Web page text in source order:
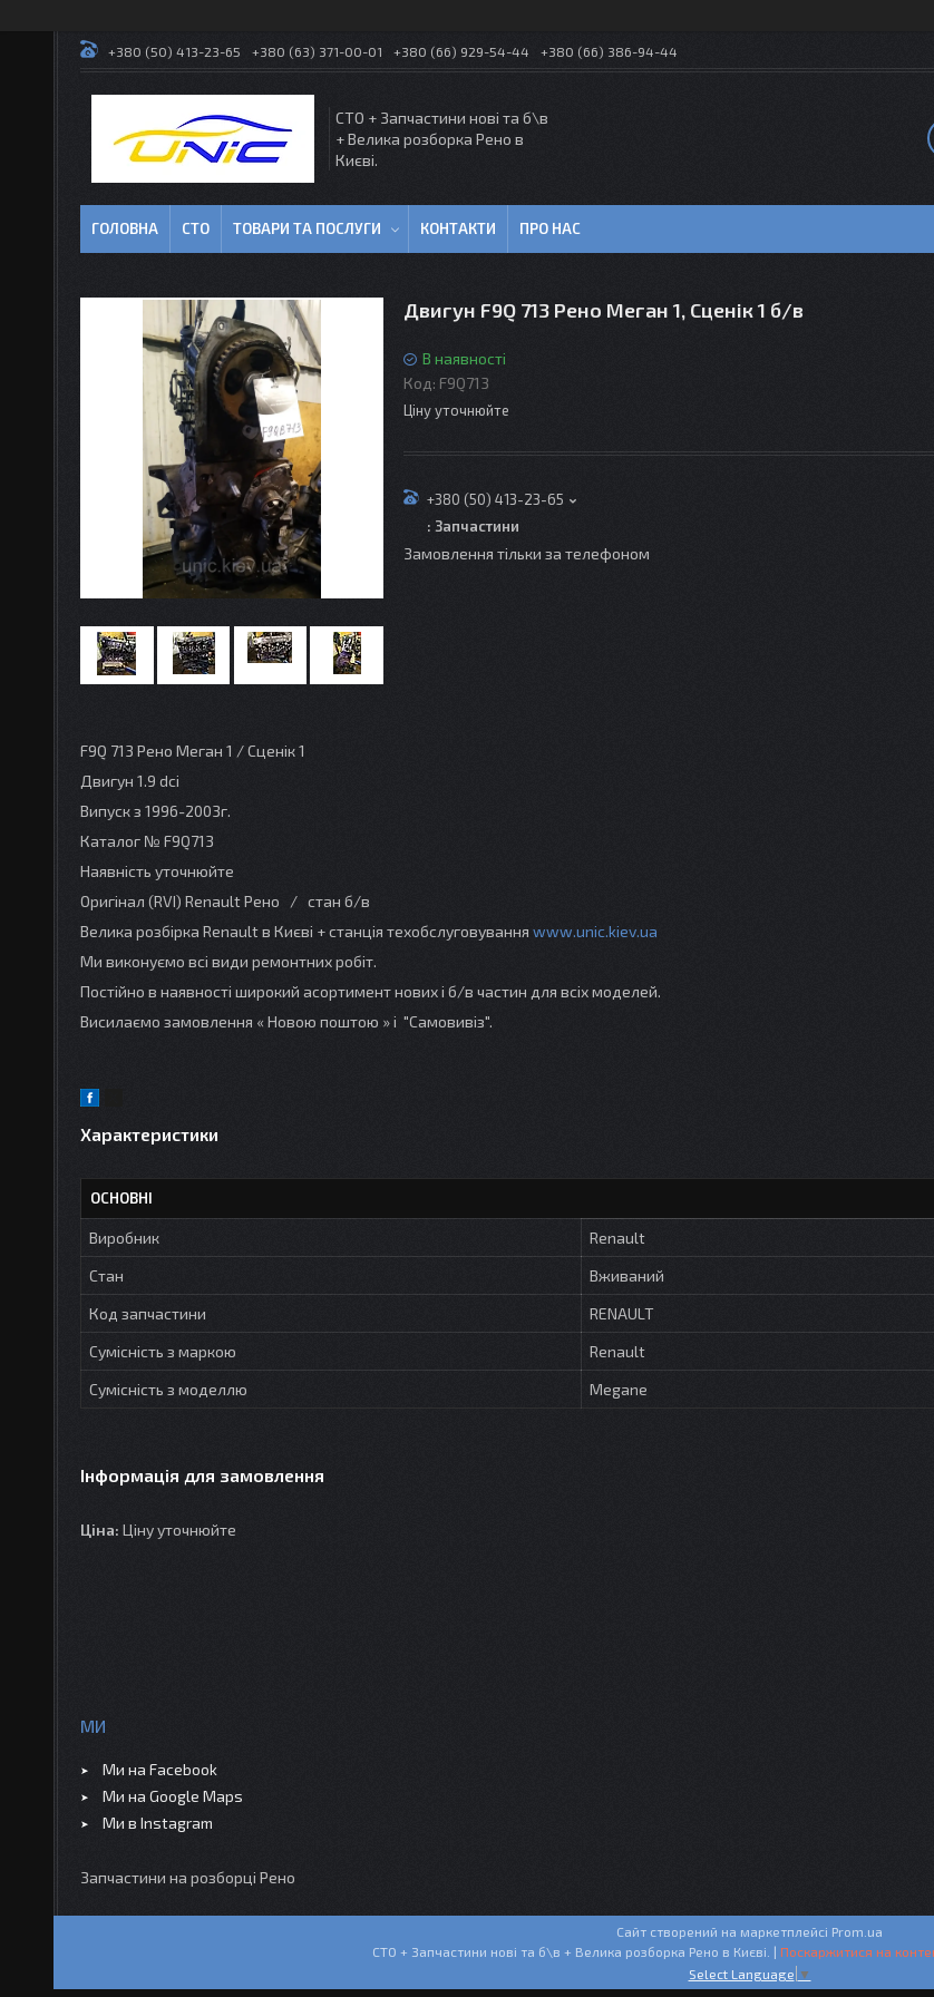
+380 (50) 413-23-65 +380 (63) 371-00-01 +380 (66) 929-54-44 +380 (66) 386-94-44
СТО + Запчастини нові та б\в
+ Велика розборка Рено в
Києві.
ГОЛОВНА СТО ТОВАРИ ТА ПОСЛУГИ КОНТАКТИ ПРО НАС
Двигун F9Q 713 Рено Меган 1, Сценік 1 б/в
В наявності
Код: F9Q713
Ціну уточнюйте
+380 (50) 413-23-65
: Запчастини
Замовлення тільки за телефоном
F9Q 713 Рено Меган 1 / Сценік 1
Двигун 1.9 dсi
Випуск з 1996-2003г.
Каталог № F9Q713
Наявність уточнюйте
Оригінал (RVI) Renault Рено / стан б/в
Велика розбірка Renault в Києві + станція техобслуговування www.unic.kiev.ua
Ми виконуємо всі види ремонтних робіт.
Постійно в наявності широкий асортимент нових і б/в частин для всіх моделей.
Висилаємо замовлення « Новою поштою » і "Самовивіз".
Характеристики
ОСНОВНІ
Виробник
Renault
Стан
Вживаний
Код запчастини
RENAULT
Сумісність з маркою
Renault
Сумісність з моделлю
Megane
Інформація для замовлення
Ціна: Ціну уточнюйте
МИ
Ми на Facebook
Ми на Google Maps
Ми в Instagram
Запчастини на розборці Рено
Сайт створений на маркетплейсі Prom.ua
СТО + Запчастини нові та б\в + Велика розборка Рено в Києві. | Поскаржитися на
Select Language ▼